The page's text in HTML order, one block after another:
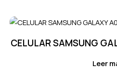
CELULAR SAMSUNG
Leer